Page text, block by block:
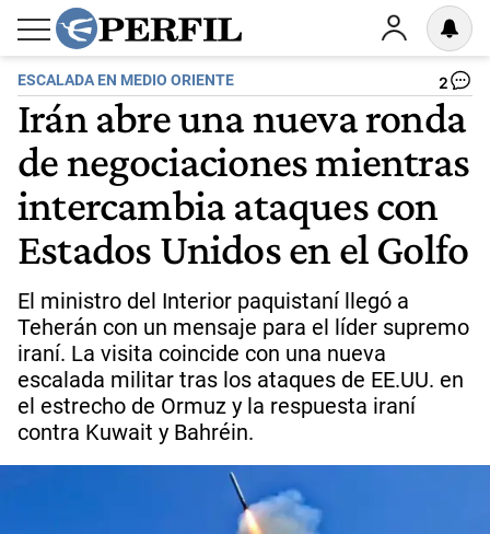
ESCALADA EN MEDIO ORIENTE 2
Irán abre una nueva ronda
de negociaciones mientras
intercambia ataques con
Estados Unidos en el Golfo
El ministro del Interior paquistaní llegó a
Teherán con un mensaje para el líder supremo
iraní. La visita coincide con una nueva
escalada militar tras los ataques de EE.UU. en
el estrecho de Ormuz y la respuesta iraní
contra Kuwait y Bahréin.